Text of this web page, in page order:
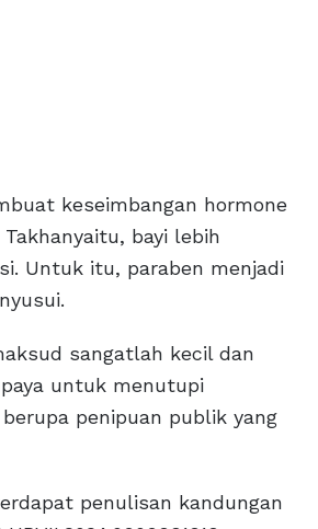
keseimbangan hormone
bayi lebih
Untuk itu, paraben menjadi
sangatlah kecil dan
untuk menutupi
penipuan publik yang
penulisan kandungan